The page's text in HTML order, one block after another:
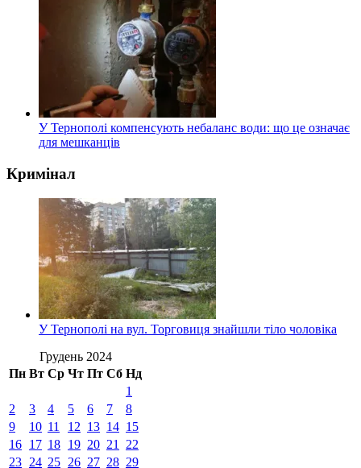
У Тернополі компенсують небаланс води: що це означає
для мешканців
Кримінал
У Тернополі на вул. Торговиця знайшли тіло чоловіка
Грудень 2024
Пн Вт Ср Чт Пт Сб Нд
1
2
3 4 5 6 7
8
9
10 11 12 13 14 15
16 17 18 19 20 21
22
23 24 25 26 27 28 29